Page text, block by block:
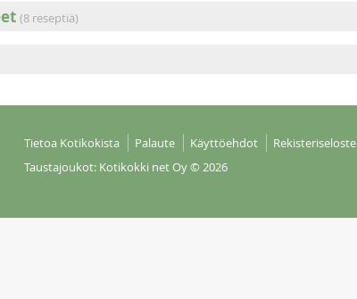
(8 reseptiä)
Tietoa Kotikokista Palaute Käyttöehdot
Rekisteriseloste
Taustajoukot: Kotikokki net Oy© 2026